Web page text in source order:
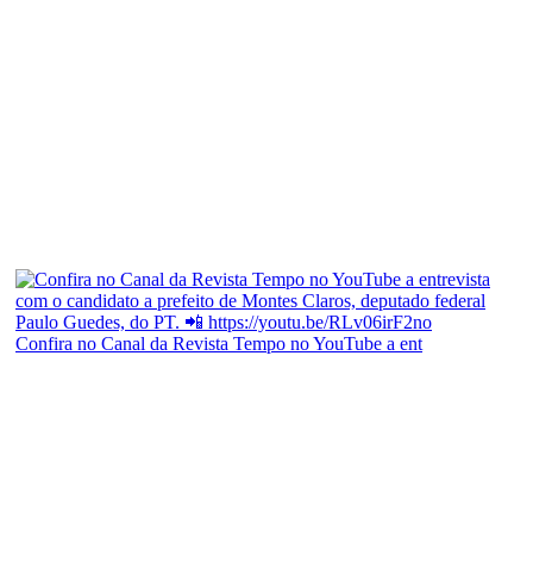
Confira no Canal da Revista Tempo no YouTube a ent